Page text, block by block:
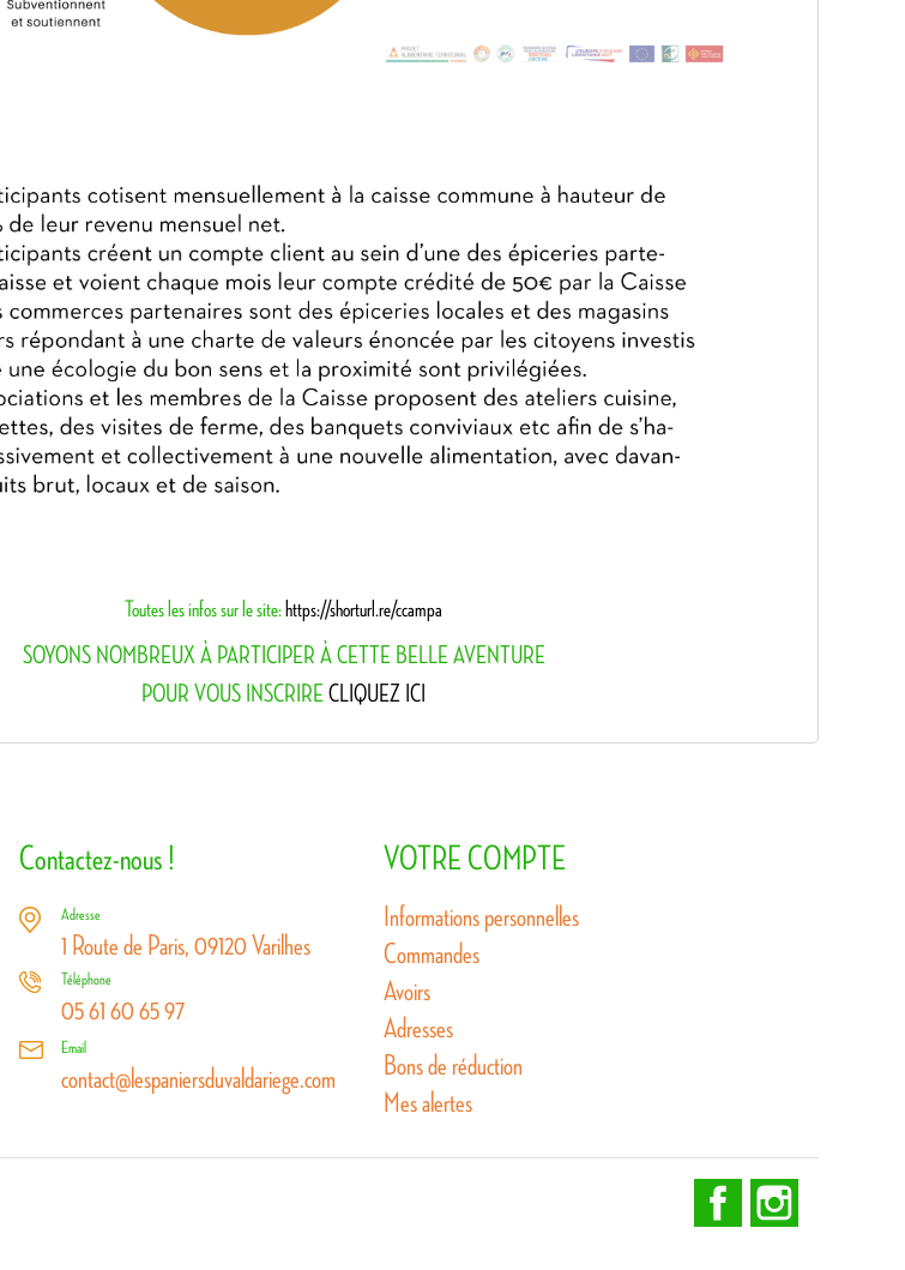
Toutes les infos sur le site: https://shorturl.re/ccampa
SOYONS NOMBREUX À PARTICIPER À CETTE BELLE AVENTURE
POUR VOUS INSCRIRECLIQUEZ ICI
Contactez-nous !
Adresse
1 Route de Paris, 09120 Varilhes
Téléphone
05 61 60 65 97
Email
contact@lespaniersduvaldariege.com
VOTRE COMPTE
Informations personnelles
Commandes
Avoirs
Adresses
Bons de réduction
Mes alertes
Facebook